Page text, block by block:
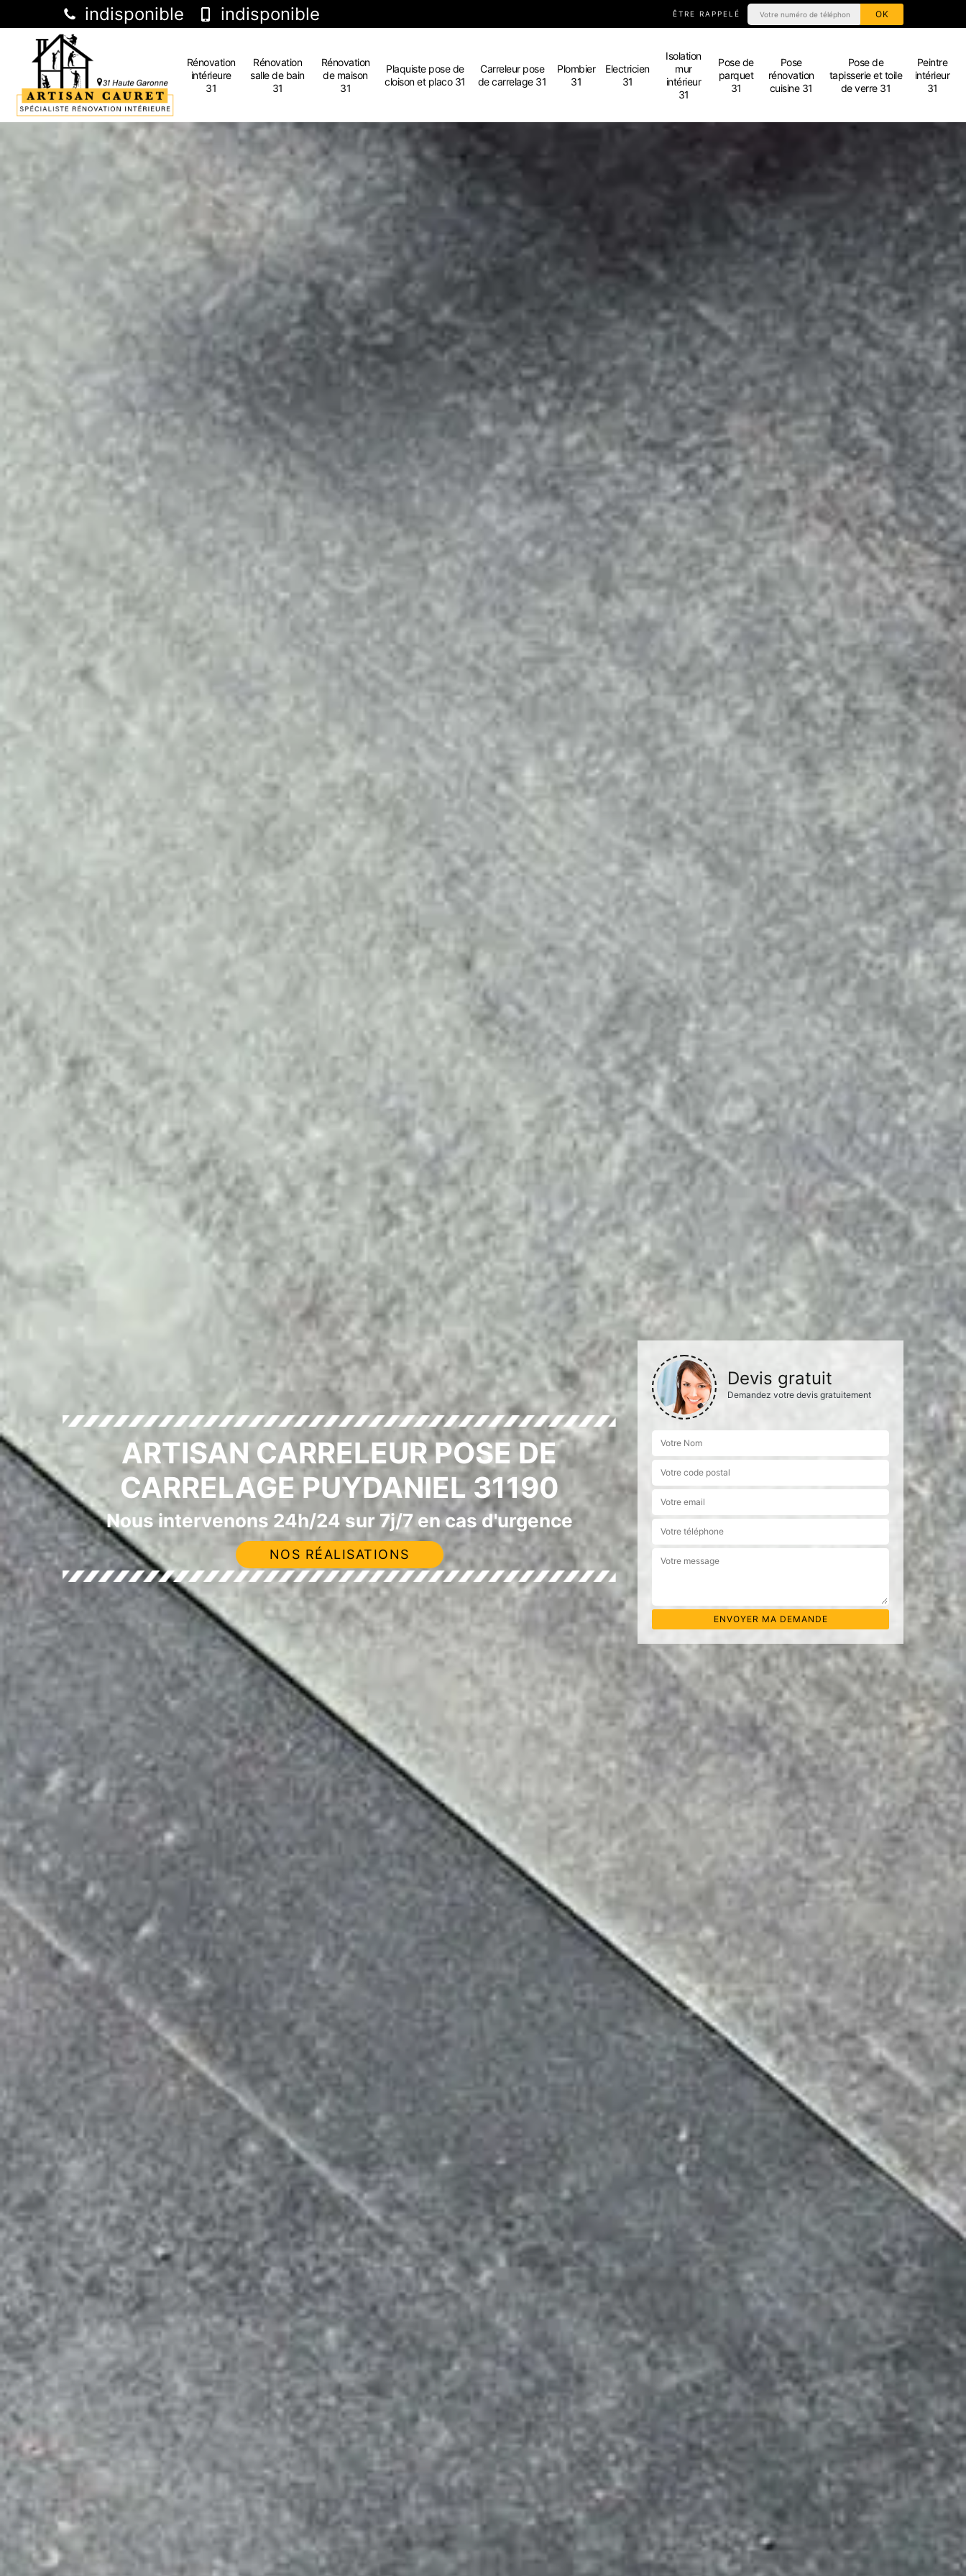
indisponible indisponible ÊTRE RAPPELÉ
Rénovation
intérieure
31
Rénovation
salle de bain
31
Rénovation
de maison
31
Plaquiste pose de
cloison et placo 31
Carreleur pose
de carrelage 31
Plombier
31
Electricien
31
Isolation
mur
intérieur
31
Pose de
parquet
31
Pose
rénovation
cuisine 31
Pose de
tapisserie et toile
de verre 31
Peintre
intérieur
31
ARTISAN CARRELEUR POSE DE
CARRELAGE PUYDANIEL 31190
Nous intervenons 24h/24 sur 7j/7 en cas d'urgence
NOS RÉALISATIONS
Devis gratuit
Demandez votre devis gratuitement